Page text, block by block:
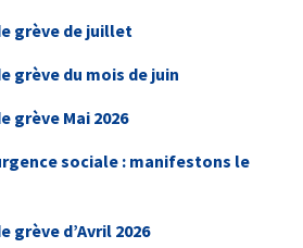
grève de juillet
grève du mois de juin
grève Mai 2026
sociale : manifestons le
grève d’Avril 2026